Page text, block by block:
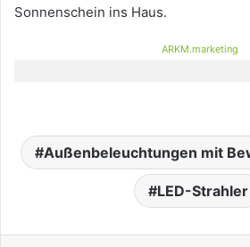
Sonnenschein ins Haus.
ARKM.marketing
Außenbeleuchtungen mit
LED-Strahler